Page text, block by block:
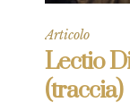
Articolo
Lectio
(traccia)